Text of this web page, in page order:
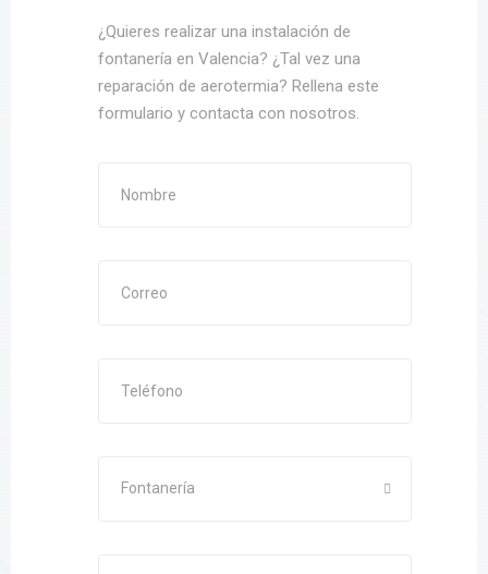
¿Quieres realizar una instalación de
fontanería en Valencia? ¿Tal vez una
reparación de aerotermia? Rellena este
formulario y contacta con nosotros.
Fontanería